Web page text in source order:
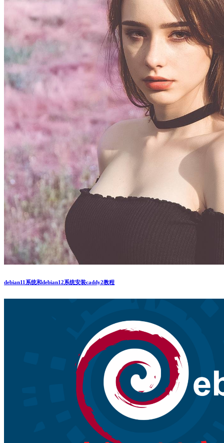
debian11系统和debian12系统安装caddy2教程